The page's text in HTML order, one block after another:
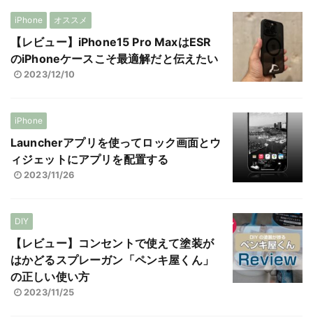
iPhone オススメ
【レビュー】iPhone15 Pro MaxはESR
のiPhoneケースこそ最適解だと伝えたい
2023/12/10
iPhone
Launcherアプリを使ってロック画面とウ
ィジェットにアプリを配置する
2023/11/26
DIY
【レビュー】コンセントで使えて塗装が
はかどるスプレーガン「ペンキ屋くん」
の正しい使い方
2023/11/25